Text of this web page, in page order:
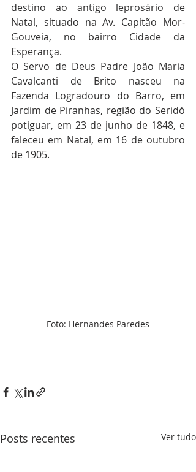
destino ao antigo leprosário de
Natal, situado na Av. Capitão Mor-
Gouveia, no bairro Cidade da
Esperança.
O Servo de Deus Padre João Maria
Cavalcanti de Brito nasceu na
Fazenda Logradouro do Barro, em
Jardim de Piranhas, região do Seridó
potiguar, em 23 de junho de 1848, e
faleceu em Natal, em 16 de outubro
de 1905.
Foto: Hernandes Paredes
Posts recentes Ver tudo